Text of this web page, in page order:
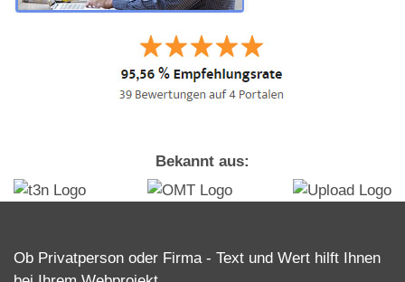
Bekannt aus:
Ob Privatperson oder Firma - Text und Wert hilft Ihnen